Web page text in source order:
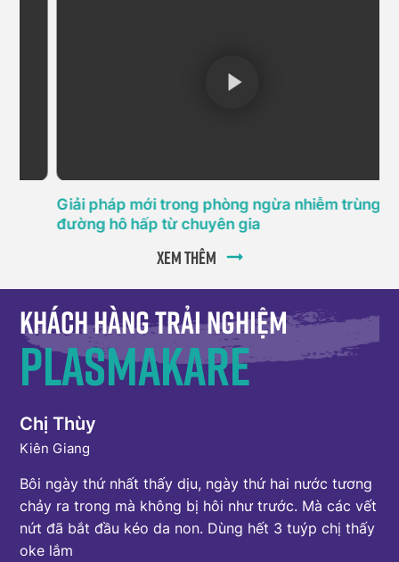
Giải pháp mới trong phòng ngừa nhiễm trùng
đường hô hấp từ chuyên gia
Xem thêm
Khách hàng trải nghiệm
Plasmakare
Chị Thương
Chị Thùy
Kiên Giang
Bôi ngày thứ nhất thấy dịu, ngày thứ hai nước tương
chảy ra trong mà không bị hôi như trước. Mà các vết
nứt đã bắt đầu kéo da non. Dùng hết 3 tuýp chị thấy
oke lắm
Chị Trang
Cô Tuyết